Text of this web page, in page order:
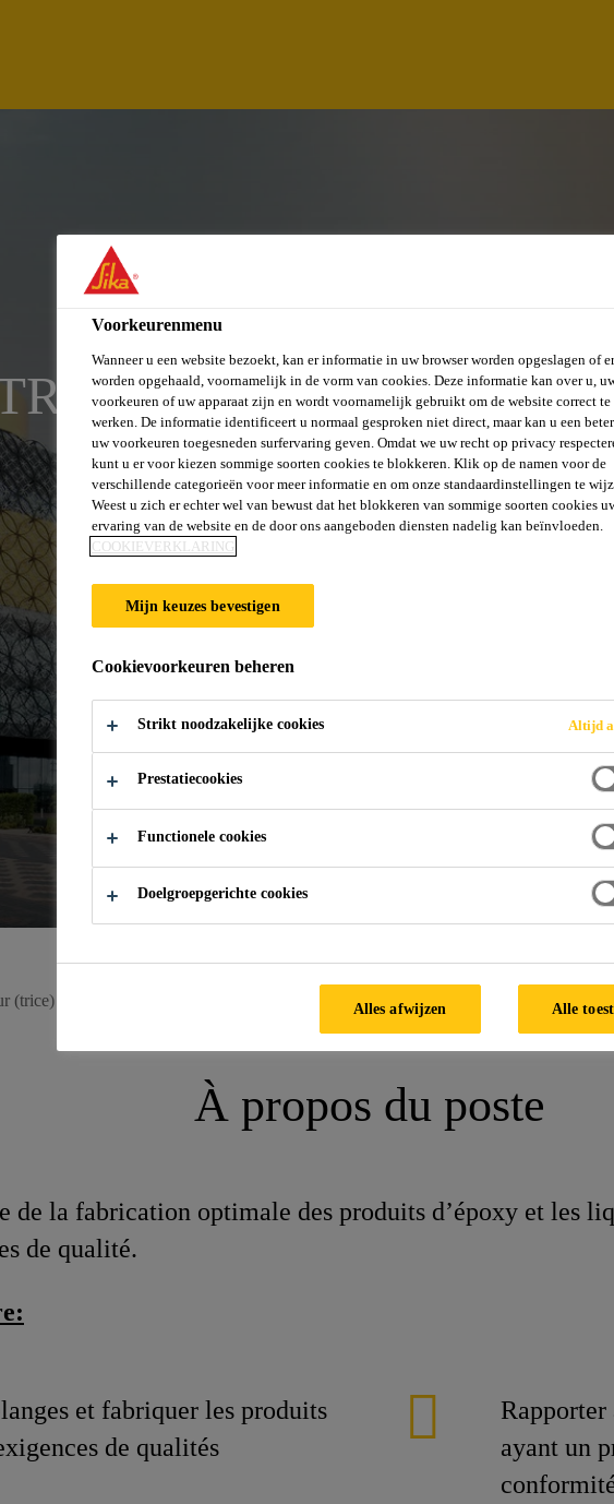
- JOURS/SOIRS
(trice) - Jours/Soirs (contrat 6 mois)
À propos du poste
de la fabrication optimale des produits d’époxy et les
de qualité.
et fabriquer les produits
de qualités
Rapporter
ayant un
Voorkeurenmenu
Wanneer u een website bezoekt, kan er informatie in uw browser worden opgeslagen of
worden opgehaald, voornamelijk in de vorm van cookies. Deze informatie kan over u,
voorkeuren of uw apparaat zijn en wordt voornamelijk gebruikt om de website correct te
werken. De informatie identificeert u normaal gesproken niet direct, maar kan u een
uw voorkeuren toegesneden surfervaring geven. Omdat we uw recht op privacy
kunt u er voor kiezen sommige soorten cookies te blokkeren. Klik op de namen voor de
verschillende categorieën voor meer informatie en om onze standaardinstellingen te
Weest u zich er echter wel van bewust dat het blokkeren van sommige soorten cookies
ervaring van de website en de door ons aangeboden diensten nadelig kan beïnvloeden.
COOKIEVERKLARING
Mijn keuzes bevestigen
Cookievoorkeuren beheren
Strikt noodzakelijke cookies Altijd
Prestatiecookies
Functionele cookies
Doelgroepgerichte cookies
Alles afwijzen Alle